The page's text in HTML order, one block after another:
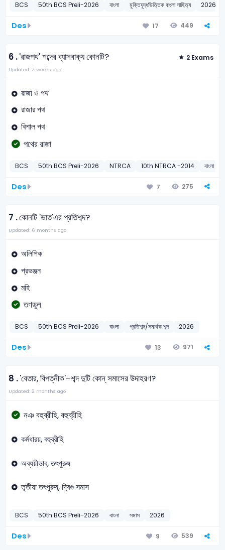
BCS 50th BCS Preli-2026 বাংলা মুক্তিযুদ্ধভিত্তিক বাংলা সাহিত্য 2026
Des 17 449
6 .'রাজপথ' শব্দের ব্যাসবাক্য কোনটি? 2 Exams
Updated: 2 weeks ago
রাজা ও পথ
রাজার পথ
বিশাল পথ
পথের রাজা
BCS 50th BCS Preli-2026 NTRCA 10th NTRCA -2014 বাংলা
Des 7 275
7 .কোনটি 'ভাত'এর প্রতিশব্দ?
Updated: 6 months ago
অলিপিক
প্রভঞ্জন
মহি
তণডুল
BCS 50th BCS Preli-2026 বাংলা প্রতিশব্দ/সমার্থক শব্দ 2026
Des 13 971
8 .'বেতার, বিপত্নীক'-শব্দ দুটি কোন্ সমাসের উদাহরণ?
Updated: 2 months ago
নঞ বহুব্রীহি, বহুব্রীহি
কর্মধারয়, বহুব্রীহি
অব্যয়ীভাব, তৎপুরুষ
তৃতীয়া তৎপুরুষ, দ্বিগু সমাস
BCS 50th BCS Preli-2026 বাংলা সমাস 2026
Des 9 539